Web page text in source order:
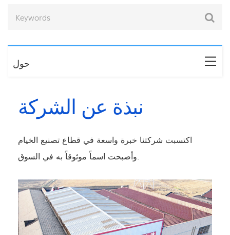
حول
نبذة عن الشركة
اكتسبت شركتنا خبرة واسعة في قطاع تصنيع الخيام
وأصبحت اسماً موثوقاً به في السوق.